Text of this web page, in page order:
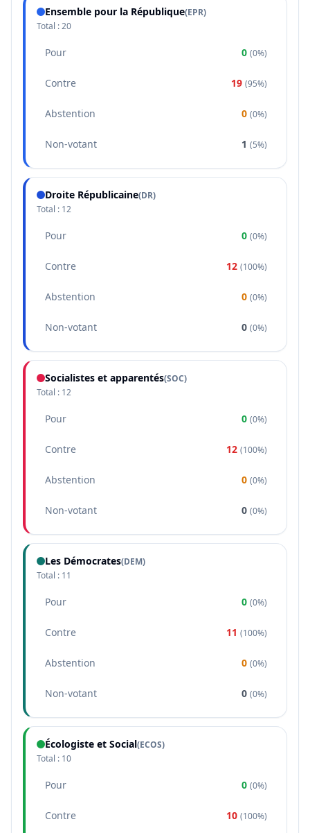
Ensemble pour la République(EPR)
Total :20
Pour 0 (0%)
Contre 19 (95%)
Abstention 0 (0%)
Non-votant 1 (5%)
Droite Républicaine(DR)
Total : 12
Pour 0 (0%)
Contre 12 (100%)
Abstention 0 (0%)
Non-votant 0 (0%)
Socialistes et apparentés(SOC)
Total : 12
Pour 0 (0%)
Contre 12 (100%)
Abstention 0 (0%)
Non-votant 0 (0%)
Les Démocrates(DEM)
Total : 11
Pour 0 (0%)
Contre 11 (100%)
Abstention 0 (0%)
Non-votant 0 (0%)
Écologiste et Social(ECOS)
Total : 10
Pour 0 (0%)
Contre 10 (100%)